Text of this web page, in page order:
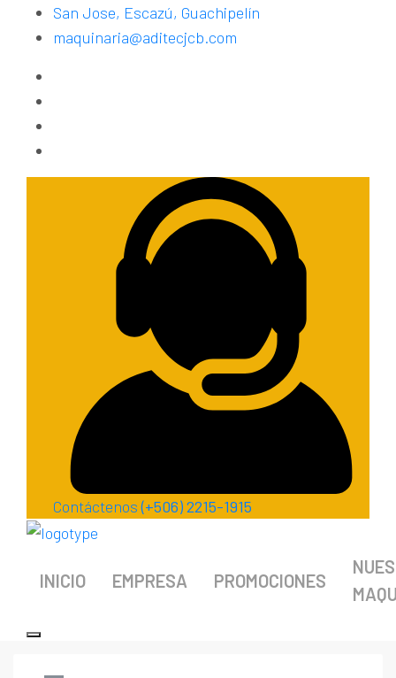
San Jose, Escazú, Guachipelín
maquinaria@aditecjcb.com
Contáctenos (+506) 2215-1915
INICIO EMPRESA PROMOCIONES